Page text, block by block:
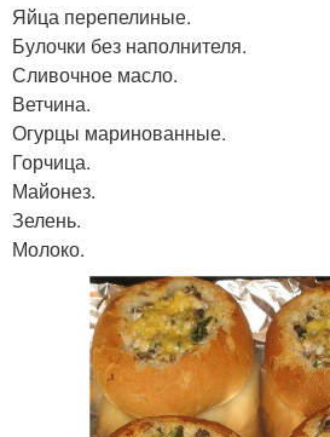
Яйца перепелиные.
Булочки без наполнителя.
Сливочное масло.
Ветчина.
Огурцы маринованные.
Горчица.
Майонез.
Зелень.
Молоко.